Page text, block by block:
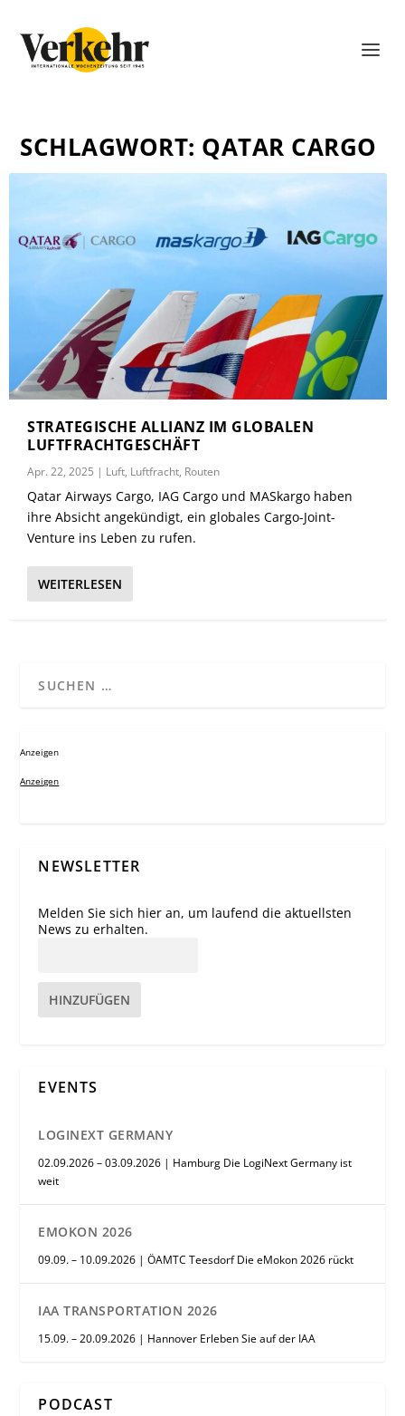
SCHLAGWORT: QATAR CARGO
STRATEGISCHE ALLIANZ IM GLOBALEN
LUFTFRACHTGESCHÄFT
Apr. 22, 2025 | Luft, Luftfracht, Routen
Qatar Airways Cargo, IAG Cargo und MASkargo haben
ihre Absicht angekündigt, ein globales Cargo-Joint-
Venture ins Leben zu rufen.
WEITERLESEN
Anzeigen
Anzeigen
NEWSLETTER
Melden Sie sich hier an, um laufend die aktuellsten
News zu erhalten.
HINZUFÜGEN
EVENTS
LOGINEXT GERMANY
02.09.2026 – 03.09.2026 | Hamburg Die LogiNext Germany ist
weit
EMOKON 2026
09.09. – 10.09.2026 | ÖAMTC Teesdorf Die eMokon 2026 rückt
IAA TRANSPORTATION 2026
15.09. – 20.09.2026 | Hannover Erleben Sie auf der IAA
PODCAST